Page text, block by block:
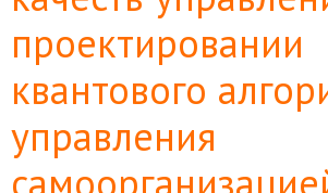
проектировании
квантового
управления